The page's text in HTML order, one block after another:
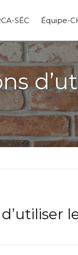
SÉC Équipe-
d’utiliser